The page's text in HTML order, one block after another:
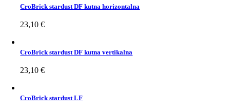
CroBrick stardust DF kutna horizontalna
23,10€
CroBrick stardust DF kutna vertikalna
23,10€
CroBrick stardust LF